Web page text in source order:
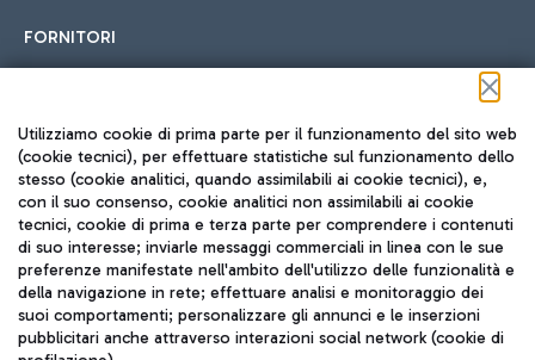
FORNITORI
Seguici sui social
TRAVEL JOURNAL
ITA
Utilizziamo cookie di prima parte per il funzionamento del sito web
(cookie tecnici), per effettuare statistiche sul funzionamento dello
stesso (cookie analitici, quando assimilabili ai cookie tecnici), e,
con il suo consenso, cookie analitici non assimilabili ai cookie
tecnici, cookie di prima e terza parte per comprendere i contenuti
di suo interesse; inviarle messaggi commerciali in linea con le sue
preferenze manifestate nell'ambito dell'utilizzo delle funzionalità e
della navigazione in rete; effettuare analisi e monitoraggio dei
suoi comportamenti; personalizzare gli annunci e le inserzioni
pubblicitari anche attraverso interazioni social network (cookie di